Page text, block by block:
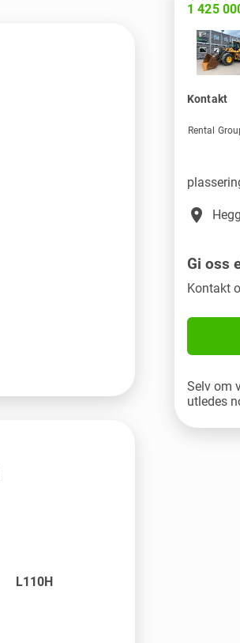
L110H
1 425
Kontakt
Rental
place
Gi oss
Kontakt
Selv om
utledes